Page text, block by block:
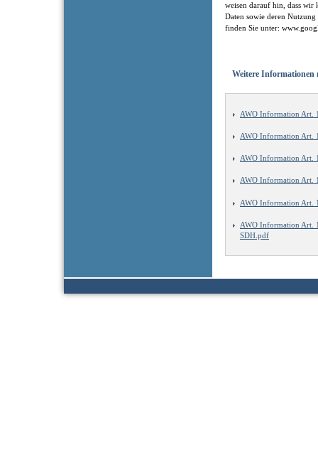
weisen darauf hin, dass
Daten sowie deren
finden Sie unter:
Weitere Informationen
AWO Information Art.
AWO Information Art.
AWO Information Art.
AWO Information Art.
AWO Information Art.
AWO Information Art.
SDH.pdf